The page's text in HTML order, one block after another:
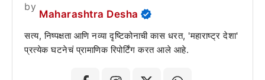
by
Maharashtra Desha
सत्य, निष्पक्षता आणि नव्या दृष्टिकोनाची कास धरत, 'महाराष्ट्र देशा'
प्रत्येक घटनेचं प्रामाणिक रिपोर्टिंग करत आले आहे.